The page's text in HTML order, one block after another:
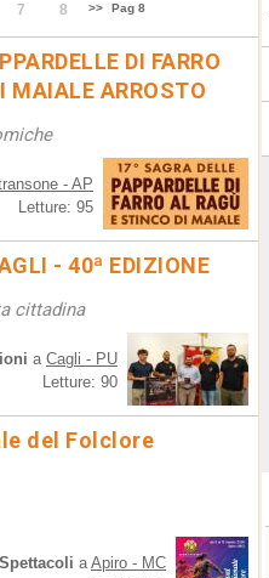
7 8 >> Pag 8
DI FARRO
MAIALE ARROSTO
- AP
Letture: 95
- 40ª EDIZIONE
cittadina
a Cagli - PU
Letture: 90
del Folclore
Spettacoli aApiro - MC